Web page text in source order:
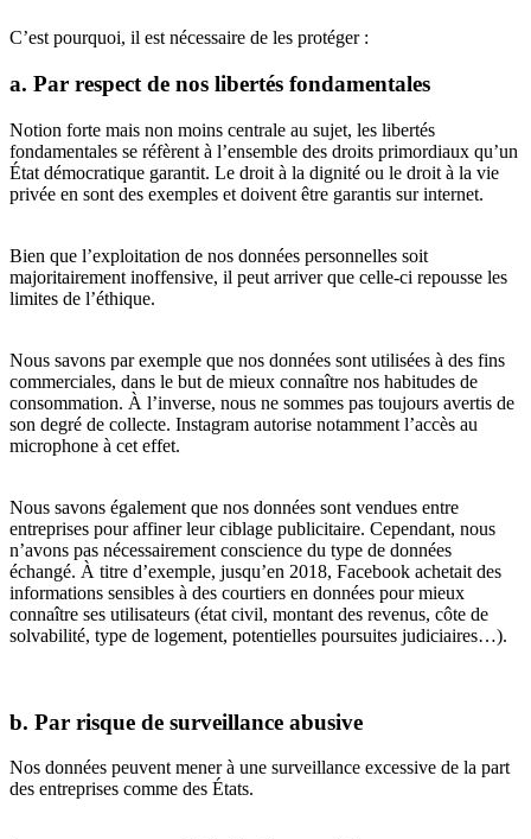
C’est pourquoi, il est nécessaire de les protéger :
a. Par respect de nos libertés fondamentales
Notion forte mais non moins centrale au sujet, les libertés
fondamentales se réfèrent à l’ensemble des droits primordiaux qu’un
État démocratique garantit. Le droit à la dignité ou le droit à la vie
privée en sont des exemples et doivent être garantis sur internet.
Bien que l’exploitation de nos données personnelles soit
majoritairement inoffensive, il peut arriver que celle-ci repousse les
limites de l’éthique.
Nous savons par exemple que nos données sont utilisées à des fins
commerciales, dans le but de mieux connaître nos habitudes de
consommation. À l’inverse, nous ne sommes pas toujours avertis de
son degré de collecte. Instagram autorise notamment l’accès au
microphone à cet effet.
Nous savons également que nos données sont vendues entre
entreprises pour affiner leur ciblage publicitaire. Cependant, nous
n’avons pas nécessairement conscience du type de données
échangé. À titre d’exemple, jusqu’en 2018, Facebook achetait des
informations sensibles à des courtiers en données pour mieux
connaître ses utilisateurs (état civil, montant des revenus, côte de
solvabilité, type de logement, potentielles poursuites judiciaires…).
b. Par risque de surveillance abusive
Nos données peuvent mener à une surveillance excessive de la part
des entreprises comme des États.